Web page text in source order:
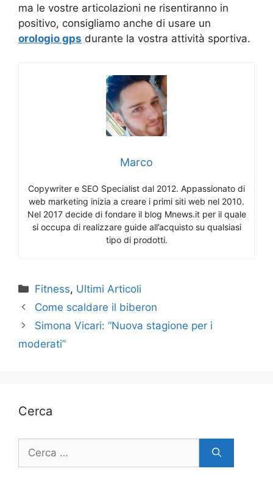
ma le vostre articolazioni ne risentiranno in
positivo, consigliamo anche di usare un
orologio gps durante la vostra attività sportiva.
Marco
Copywriter e SEO Specialist dal 2012. Appassionato di
web marketing inizia a creare i primi siti web nel 2010.
Nel 2017 decide di fondare il blog Mnews.it per il quale
si occupa di realizzare guide all’acquisto su qualsiasi
tipo di prodotti.
Categorie
Fitness, Ultimi Articoli
Come scaldare il biberon
Simona Vicari: “Nuova stagione per i
moderati”
Cerca
per: